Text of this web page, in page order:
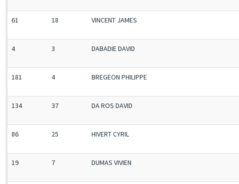
61 18 VINCENT JAMES
4 3 DABADIE DAVID
181 4 BREGEON PHILIPPE
134 37 DA ROS DAVID
86 25 HIVERT CYRIL
19 7 DUMAS VIVIEN